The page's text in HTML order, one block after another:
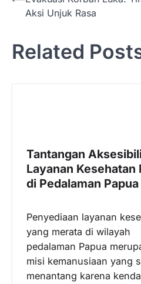
i
Aksi Unjuk Rasa
Related
Tantangan
Layanan Kesehatan
di Pedalaman Papua
Penyediaan layanan
yang merata di wilayah
pedalaman Papua
misi kemanusiaan yang
menantang karena